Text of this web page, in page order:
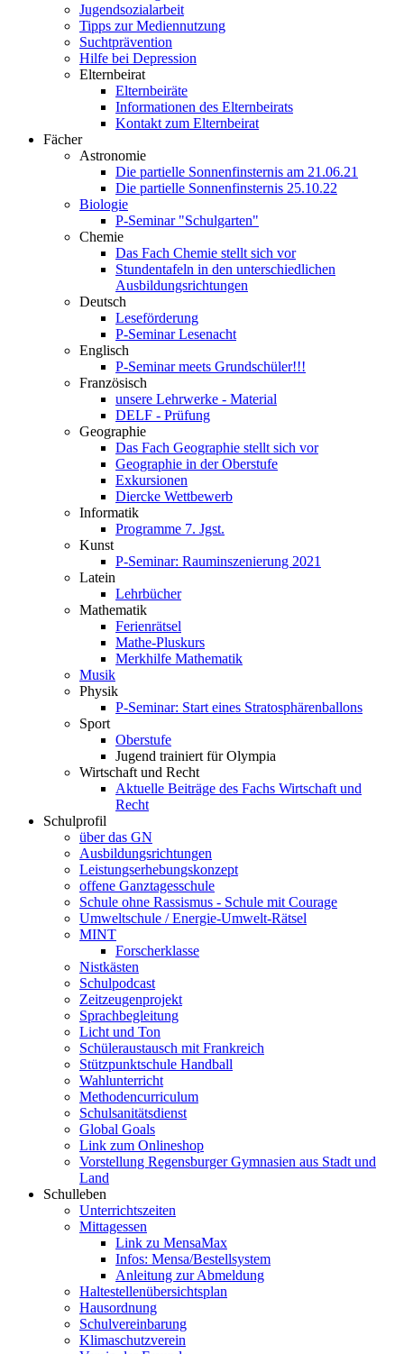
Jugendsozialarbeit
Tipps zur Mediennutzung
Suchtprävention
Hilfe bei Depression
Elternbeirat
Elternbeiräte
Informationen des Elternbeirats
Kontakt zum Elternbeirat
Fächer
Astronomie
Die partielle Sonnenfinsternis am 21.06.21
Die partielle Sonnenfinsternis 25.10.22
Biologie
P-Seminar "Schulgarten"
Chemie
Das Fach Chemie stellt sich vor
Stundentafeln in den unterschiedlichen
Ausbildungsrichtungen
Deutsch
Leseförderung
P-Seminar Lesenacht
Englisch
P-Seminar meets Grundschüler!!!
Französisch
unsere Lehrwerke - Material
DELF - Prüfung
Geographie
Das Fach Geographie stellt sich vor
Geographie in der Oberstufe
Exkursionen
Diercke Wettbewerb
Informatik
Programme 7. Jgst.
Kunst
P-Seminar: Rauminszenierung 2021
Latein
Lehrbücher
Mathematik
Ferienrätsel
Mathe-Pluskurs
Merkhilfe Mathematik
Musik
Physik
P-Seminar: Start eines Stratosphärenballons
Sport
Oberstufe
Jugend trainiert für Olympia
Wirtschaft und Recht
Aktuelle Beiträge des Fachs Wirtschaft und
Recht
Schulprofil
über das GN
Ausbildungsrichtungen
Leistungserhebungskonzept
offene Ganztagesschule
Schule ohne Rassismus - Schule mit Courage
Umweltschule / Energie-Umwelt-Rätsel
MINT
Forscherklasse
Nistkästen
Schulpodcast
Zeitzeugenprojekt
Sprachbegleitung
Licht und Ton
Schüleraustausch mit Frankreich
Stützpunktschule Handball
Wahlunterricht
Methodencurriculum
Schulsanitätsdienst
Global Goals
Link zum Onlineshop
Vorstellung Regensburger Gymnasien aus Stadt und
Land
Schulleben
Unterrichtszeiten
Mittagessen
Link zu MensaMax
Infos: Mensa/Bestellsystem
Anleitung zur Abmeldung
Haltestellenübersichtsplan
Hausordnung
Schulvereinbarung
Klimaschutzverein